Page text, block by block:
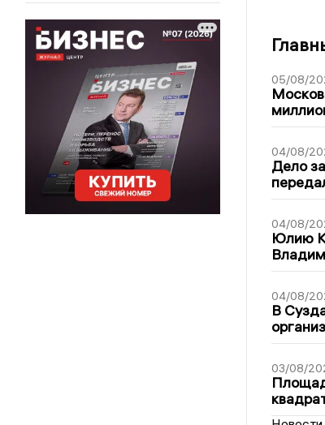
05/08/
04/08/
Дело
04/08/
Юлию
04/08/
В
03/08/